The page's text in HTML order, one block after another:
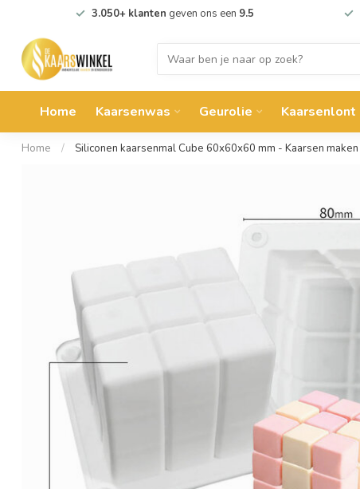
3.050+ klanten geven ons een 9.5
Home Kaarsenwas Geurolie Kaarsenlont
Home / Siliconen kaarsenmal Cube 60x60x60 mm - Kaarsen maken